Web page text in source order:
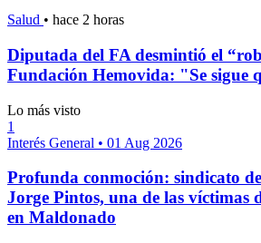
Salud • hace 2 horas
Diputada del FA desmintió el
Fundación Hemovida: "Se sigue
Lo más visto
1
Interés General • 01 Aug 2026
Profunda conmoción: sindicato
Jorge Pintos, una de las víctimas
en Maldonado